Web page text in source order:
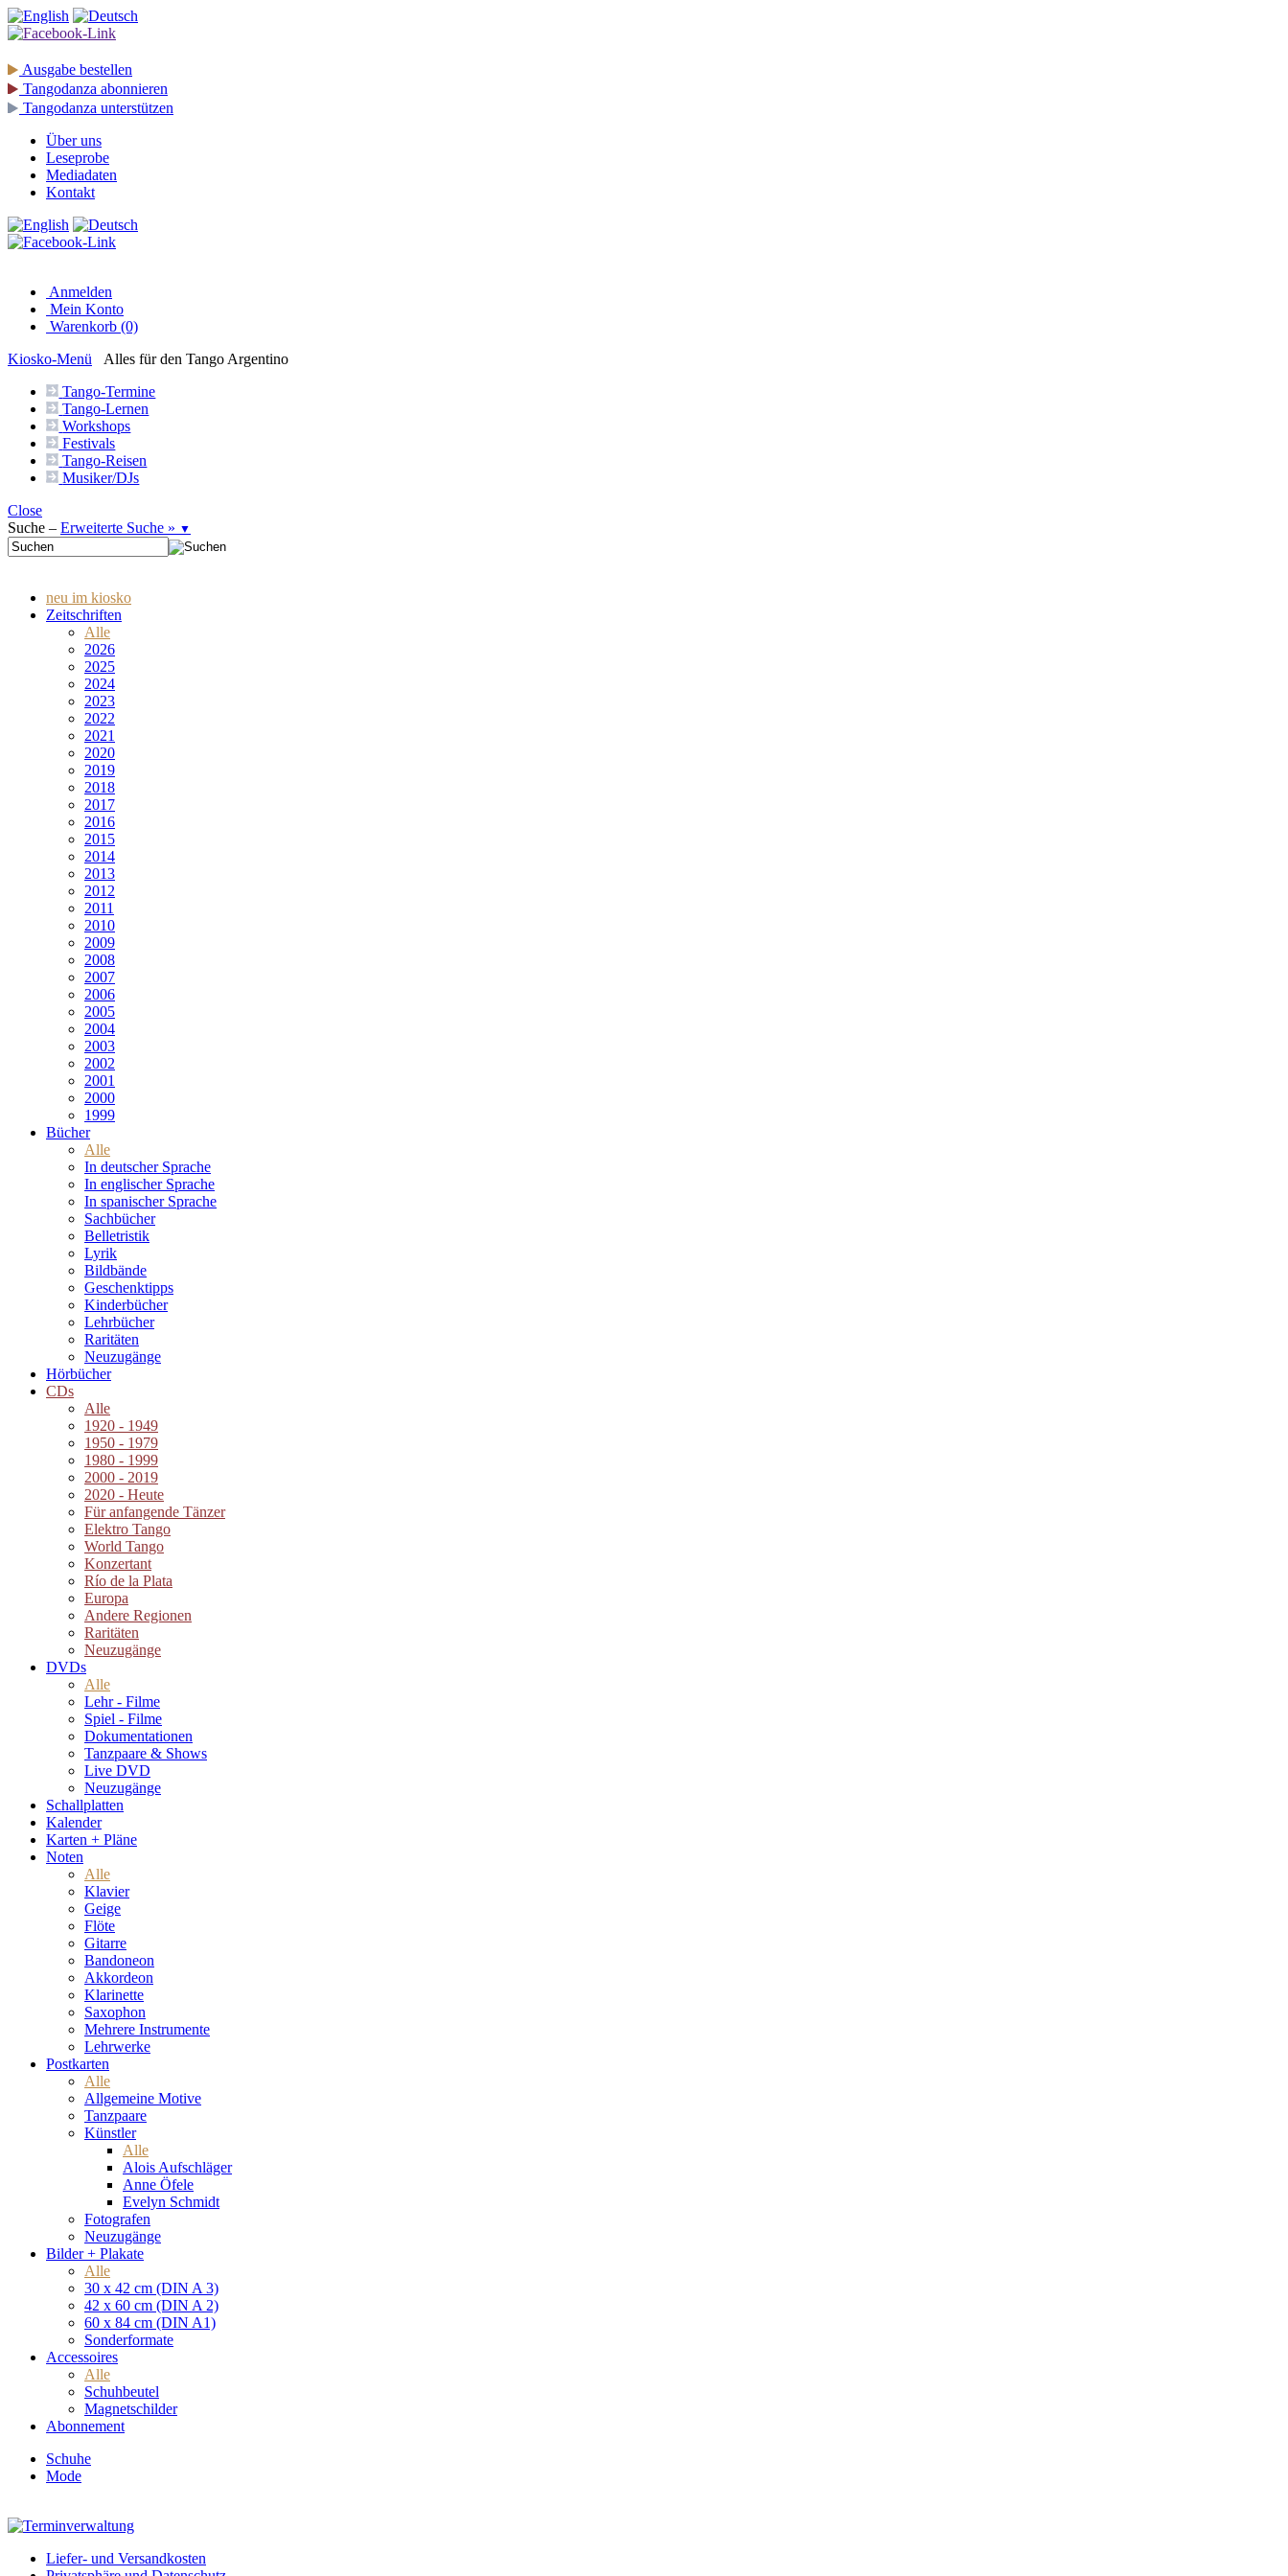
Ausgabe bestellen
Tangodanza abonnieren
Tangodanza unterstützen
Über uns
Leseprobe
Mediadaten
Kontakt
Anmelden
Mein Konto
Warenkorb (0)
Kiosko-Menü
Alles für den Tango Argentino
Tango-Termine
Tango-Lernen
Workshops
Festivals
Tango-Reisen
Musiker/DJs
Close
Suche – Erweiterte Suche » ▼
neu im kiosko
Zeitschriften
Alle
2026
2025
2024
2023
2022
2021
2020
2019
2018
2017
2016
2015
2014
2013
2012
2011
2010
2009
2008
2007
2006
2005
2004
2003
2002
2001
2000
1999
Bücher
Alle
In deutscher Sprache
In englischer Sprache
In spanischer Sprache
Sachbücher
Belletristik
Lyrik
Bildbände
Geschenktipps
Kinderbücher
Lehrbücher
Raritäten
Neuzugänge
Hörbücher
CDs
Alle
1920 - 1949
1950 - 1979
1980 - 1999
2000 - 2019
2020 - Heute
Für anfangende Tänzer
Elektro Tango
World Tango
Konzertant
Río de la Plata
Europa
Andere Regionen
Raritäten
Neuzugänge
DVDs
Alle
Lehr - Filme
Spiel - Filme
Dokumentationen
Tanzpaare & Shows
Live DVD
Neuzugänge
Schallplatten
Kalender
Karten + Pläne
Noten
Alle
Klavier
Geige
Flöte
Gitarre
Bandoneon
Akkordeon
Klarinette
Saxophon
Mehrere Instrumente
Lehrwerke
Postkarten
Alle
Allgemeine Motive
Tanzpaare
Künstler
Alle
Alois Aufschläger
Anne Öfele
Evelyn Schmidt
Fotografen
Neuzugänge
Bilder + Plakate
Alle
30 x 42 cm (DIN A 3)
42 x 60 cm (DIN A 2)
60 x 84 cm (DIN A1)
Sonderformate
Accessoires
Alle
Schuhbeutel
Magnetschilder
Abonnement
Schuhe
Mode
Liefer- und Versandkosten